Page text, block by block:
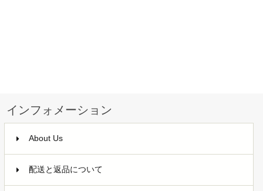
インフォメーション
About Us
配送と返品について